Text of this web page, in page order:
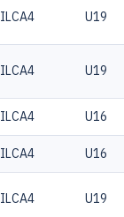
ILCA4 U19
ILCA4 U19
ILCA4 U16
ILCA4 U16
ILCA4 U19